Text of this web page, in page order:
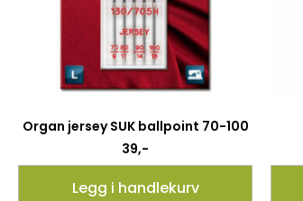
Organ jersey SUK ballpoint 70-100
39,-
Legg i handlekurv